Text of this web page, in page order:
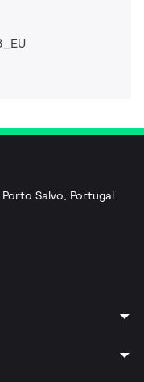
Salvo, Portugal